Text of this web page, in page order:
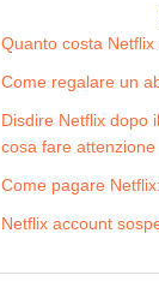
Quanto costa Netflix
Come regalare un
Disdire Netflix dopo
cosa fare attenzione
Come pagare
Netflix account